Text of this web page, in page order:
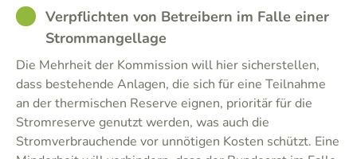
GOODVerpflichten von Betreibern im Falle einer
Strommangellage
Die Mehrheit der Kommission will hier sicherstellen,
dass bestehende Anlagen, die sich für eine Teilnahme
an der thermischen Reserve eignen, prioritär für die
Stromreserve genutzt werden, was auch die
Stromverbrauchende vor unnötigen Kosten schützt. Eine